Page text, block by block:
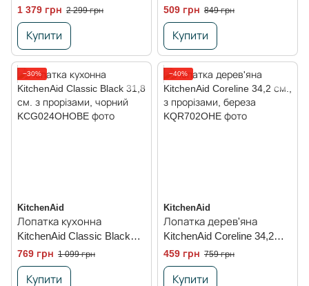
см. з прорізами,
нержавіюча сталь
1 379 грн 2 299 грн
Купити
34,3 см., з прорізами,
сірий
509 грн 849 грн
Купити
−30%
KitchenAid
Лопатка кухонна
KitchenAid Classic Black
31,8 см. з прорізами,
чорний
769 грн 1 099 грн
Купити
−40%
KitchenAid
Лопатка дерев'яна
KitchenAid Coreline 34,2
см., з прорізами, береза
459 грн 759 грн
Купити